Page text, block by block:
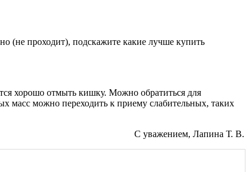
(не проходит), подскажите какие лучше купить
хорошо отмыть кишку. Можно обратиться для
масс можно переходить к приему слабительных, таких
С уважением, Лапина Т. В.